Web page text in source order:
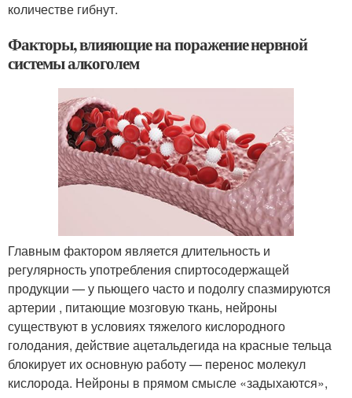
количестве гибнут.
Факторы, влияющие на поражение нервной
системы алкоголем
Главным фактором является длительность и
регулярность употребления спиртосодержащей
продукции — у пьющего часто и подолгу спазмируются
артерии , питающие мозговую ткань, нейроны
существуют в условиях тяжелого кислородного
голодания, действие ацетальдегида на красные тельца
блокирует их основную работу — перенос молекул
кислорода. Нейроны в прямом смысле «задыхаются»,